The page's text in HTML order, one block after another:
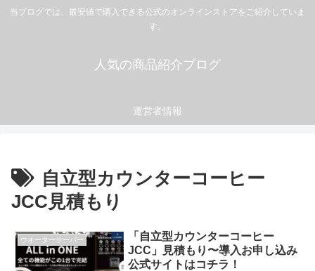
当ブログでは、最安値で購入できる公式のオンラインストアをご紹介していま
す。
人気の商品紹介ブログ
運営者情報
自立型カウンターコーヒー
JCC見積もり
ウオーターサーバー
「自立型カウンターコーヒー
JCC」見積もり〜導入お申し込み
公式サイトはコチラ！